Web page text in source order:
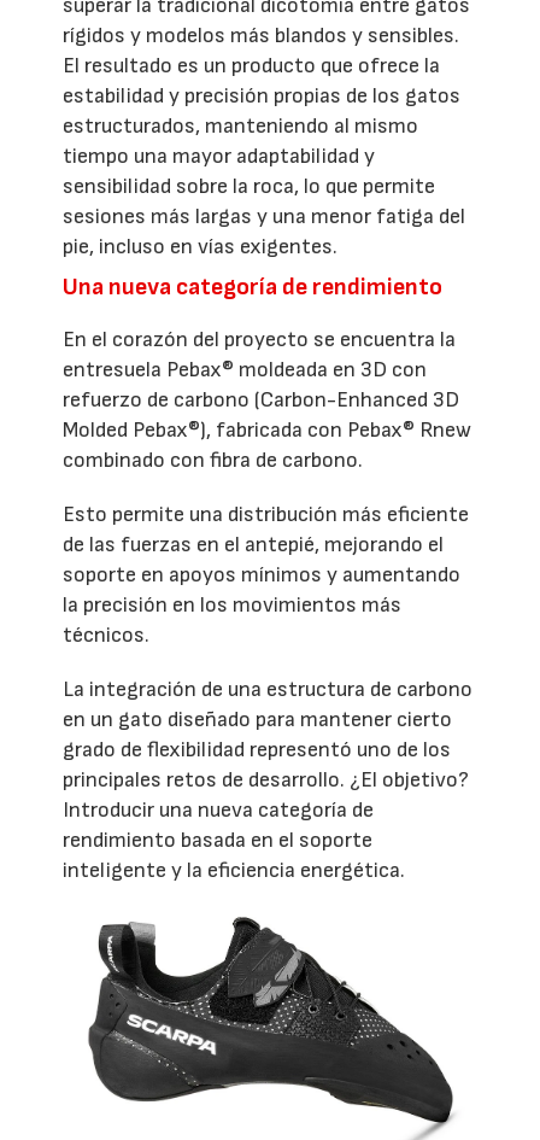
superar la tradicional dicotomía entre gatos
rígidos y modelos más blandos y sensibles.
El resultado es un producto que ofrece la
estabilidad y precisión propias de los gatos
estructurados, manteniendo al mismo
tiempo una mayor adaptabilidad y
sensibilidad sobre la roca, lo que permite
sesiones más largas y una menor fatiga del
pie, incluso en vías exigentes.
Una nueva categoría de rendimiento
En el corazón del proyecto se encuentra la
entresuela Pebax® moldeada en 3D con
refuerzo de carbono (Carbon-Enhanced 3D
Molded Pebax®), fabricada con Pebax® Rnew
combinado con fibra de carbono.
Esto permite una distribución más eficiente
de las fuerzas en el antepié, mejorando el
soporte en apoyos mínimos y aumentando
la precisión en los movimientos más
técnicos.
La integración de una estructura de carbono
en un gato diseñado para mantener cierto
grado de flexibilidad representó uno de los
principales retos de desarrollo. ¿El objetivo?
Introducir una nueva categoría de
rendimiento basada en el soporte
inteligente y la eficiencia energética.